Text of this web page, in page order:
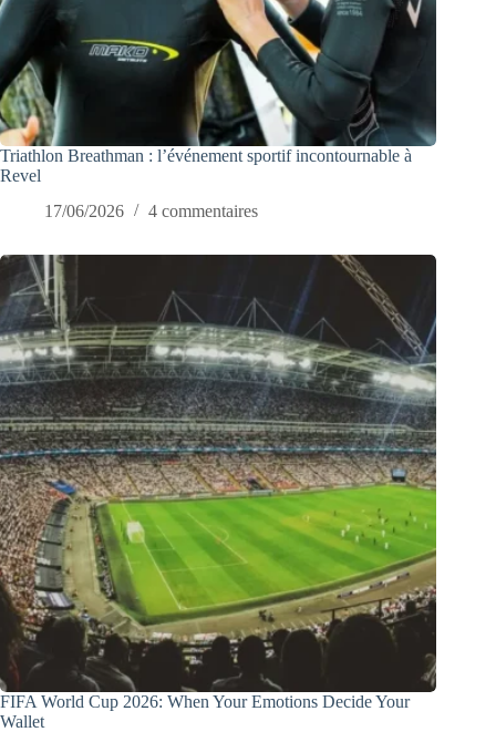
Triathlon Breathman : l’événement sportif incontournable à
Revel
17/06/2026
4 commentaires
FIFA World Cup 2026: When Your Emotions Decide Your
Wallet